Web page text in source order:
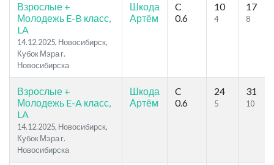
Взрослые +
Молодежь E-B класс,
LA
14.12.2025, Новосибирск,
Кубок Мэра г.
Новосибирска
Шкода
Артём
C
0.6
10
4
17
8
Взрослые +
Молодежь E-A класс,
LA
14.12.2025, Новосибирск,
Кубок Мэра г.
Новосибирска
Шкода
Артём
C
0.6
24
5
31
10